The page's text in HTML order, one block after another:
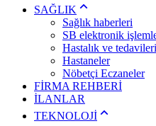
SAĞLIK
Sağlık haberleri
SB elektronik
Hastalık ve tedavileri
Hastaneler
Nöbetçi Eczaneler
FİRMA REHBERİ
İLANLAR
TEKNOLOJİ